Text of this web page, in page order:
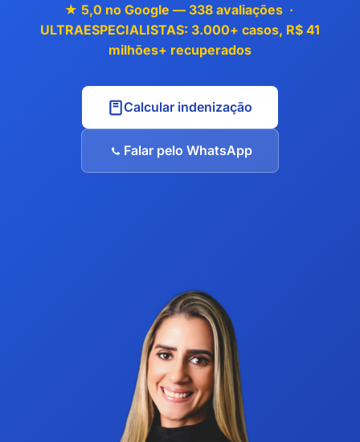
★ 5,0 no Google — 338 avaliações ·
ULTRAESPECIALISTAS: 3.000+ casos, R$ 41
milhões+ recuperados
Calcular indenização
Falar pelo WhatsApp